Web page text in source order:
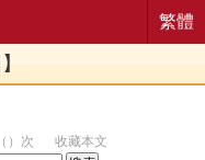
繁體
】
）次
收藏本文